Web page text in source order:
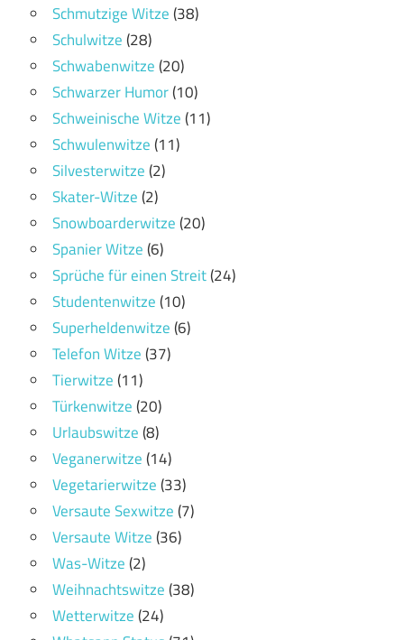
Schmutzige Witze(38)
Schulwitze(28)
Schwabenwitze(20)
Schwarzer Humor(10)
Schweinische Witze(11)
Schwulenwitze(11)
Silvesterwitze(2)
Skater-Witze(2)
Snowboarderwitze(20)
Spanier Witze(6)
Sprüche für einen Streit(24)
Studentenwitze(10)
Superheldenwitze(6)
Telefon Witze(37)
Tierwitze(11)
Türkenwitze(20)
Urlaubswitze(8)
Veganerwitze(14)
Vegetarierwitze(33)
Versaute Sexwitze(7)
Versaute Witze(36)
Was-Witze(2)
Weihnachtswitze(38)
Wetterwitze(24)